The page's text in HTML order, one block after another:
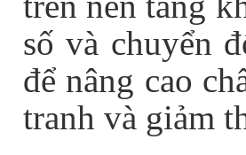
số và chuyển
để nâng cao
tranh và giảm